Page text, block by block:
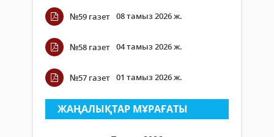
№59 газет 08 тамыз 2026 ж.
№58 газет 04 тамыз 2026 ж.
№57 газет 01 тамыз 2026 ж.
ЖАҢАЛЫҚТАР МҰРАҒАТЫ